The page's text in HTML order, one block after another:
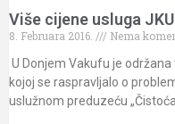
Više cijene usluga
8. Februara 2016.
Nema
U Donjem Vakufu je
kojoj se raspravljalo o
uslužnom preduzeću